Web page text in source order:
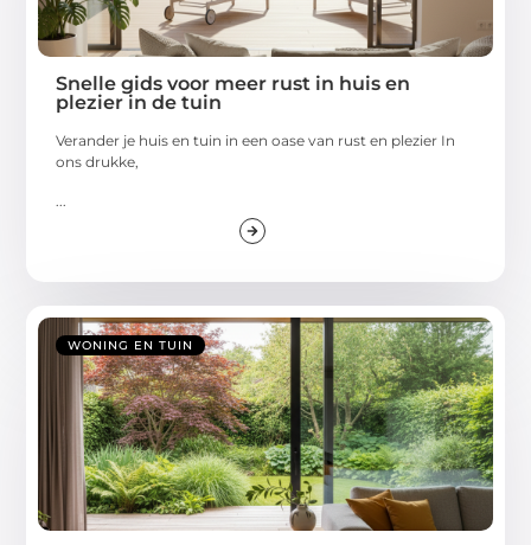
Snelle gids voor meer rust in huis en
plezier in de tuin
Verander je huis en tuin in een oase van rust en plezier In
ons drukke,
WONING EN TUIN